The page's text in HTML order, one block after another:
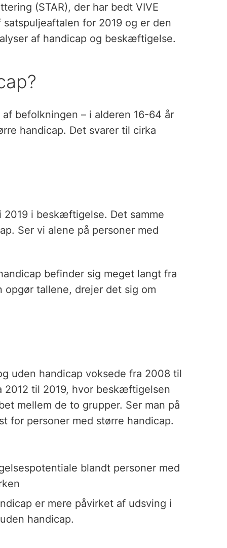
(STAR), der har bedt VIVE
for 2019 og er den
af handicap og beskæftigelse.
befolkningen – i alderen 16-64 år
handicap. Det svarer til cirka
i beskæftigelse. Det samme
Ser vi alene på personer med
befinder sig meget langt fra
tallene, drejer det sig om
uden handicap voksede fra 2008 til
til 2019, hvor beskæftigelsen
mellem de to grupper. Ser man på
for personer med større handicap.
blandt personer med
er mere påvirket af udsving i
handicap.